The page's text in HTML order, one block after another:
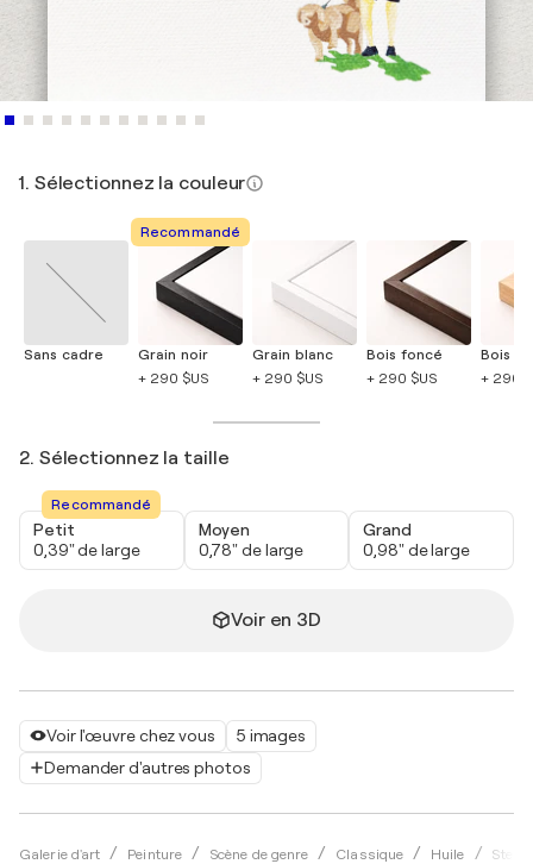
Voir l'œuvre chez vous
5 images
Demander d'autres photos
Galerie d'art Peinture Scène de genre Classique Huile
1. Sélectionnez la couleur
Sans cadre
Recommandé
Grain noir
+ 290 $US
Grain blanc
+ 290 $US
Bois foncé
+ 290 $US
Bois
+ 290
2. Sélectionnez la taille
Recommandé
Petit
0,39" de large
Moyen
0,78" de large
Grand
0,98" de large
Voir en 3D